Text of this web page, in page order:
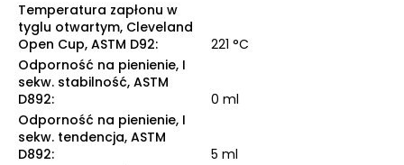
Temperatura zapłonu w
tyglu otwartym, Cleveland
Open Cup, ASTM D92:
221 °C
Odporność na pienienie, I
sekw. stabilność, ASTM
D892:
0 ml
Odporność na pienienie, I
sekw. tendencja, ASTM
D892:
5 ml